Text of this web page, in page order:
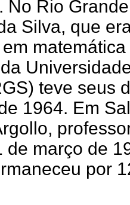
No Rio
Silva, que
teve seus
1964. Em
de março de
por